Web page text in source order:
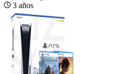
3 años